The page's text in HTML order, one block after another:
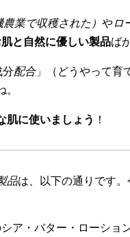
業で収穫された） やロ
肌と自然に優しい製品ば
配合」（どうやって育
肌に使いましょう ！
品は、以下の通りです。
ア・バター・ローショ